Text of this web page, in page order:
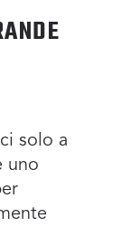
solo a
uno